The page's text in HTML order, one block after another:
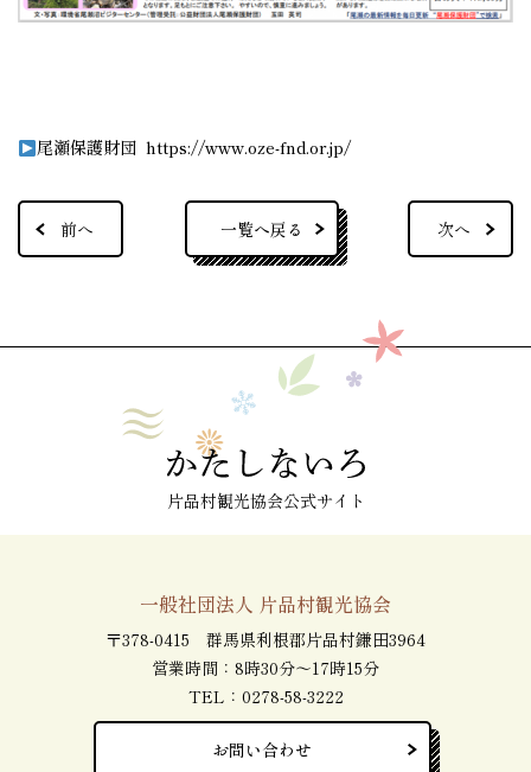
尾瀬保護財団 https://www.oze-fnd.or.jp/
前へ 次へ
一覧へ戻る
片品村観光協会公式サイト
一般社団法人 片品村観光協会
〒378-0415 群馬県利根郡片品村鎌田3964
営業時間：8時30分～17時15分
TEL： 0278-58-3222
お問い合わせ